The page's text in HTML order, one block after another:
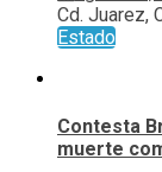
Cd. Juarez,
Estado
Contesta
muerte